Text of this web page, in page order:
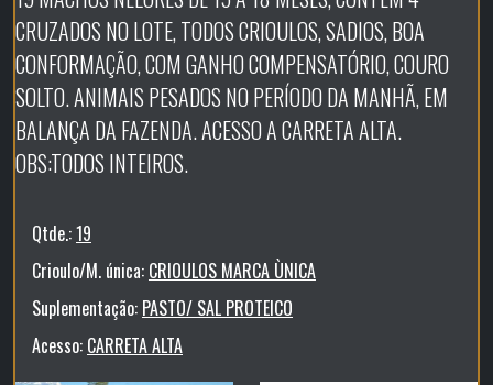
CRUZADOS NO LOTE, TODOS CRIOULOS, SADIOS, BOA
CONFORMAÇÃO, COM GANHO COMPENSATÓRIO, COURO
SOLTO. ANIMAIS PESADOS NO PERÍODO DA MANHÃ, EM
BALANÇA DA FAZENDA. ACESSO A CARRETA ALTA.
OBS:TODOS INTEIROS.
Qtde.:19
Crioulo/M. única: CRIOULOS MARCA ÙNICA
Suplementação: PASTO/ SAL PROTEICO
Acesso: CARRETA ALTA